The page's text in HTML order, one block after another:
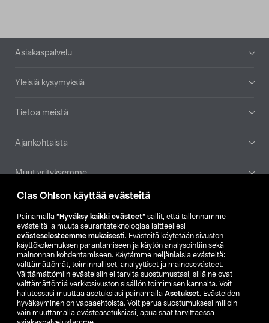
Clas Ohlson käyttää evästeitä
Painamalla ”Hyväksy kaikki evästeet” sallit, että tallennamme
evästeitä ja muuta seurantateknologiaa laitteellesi
evästeselosteemme mukaisesti. Evästeitä käytetään sivuston
käyttökokemuksen parantamiseen ja käytön analysointiin sekä
mainonnan kohdentamiseen. Käytämme neljänlaisia evästeitä:
välttämättömät, toiminnalliset, analyyttiset ja mainosevästeet.
Välttämättömiin evästeisiin ei tarvita suostumustasi, sillä ne ovat
välttämättömiä verkkosivuston sisällön toimimisen kannalta. Voit
halutessasi muuttaa asetuksiasi painamalla Asetukset. Evästeiden
hyväksyminen on vapaaehtoista. Voit perua suostumuksesi milloin
vain muuttamalla evästeasetuksiasi, apua saat tarvittaessa
Alatunniste
Asiakaspalvelu
Yleisiä kysymyksiä
Tietoa meistä
Ajankohtaista
Muut yrityksemme
Etsi myymälä
SE NO FI
FI SV